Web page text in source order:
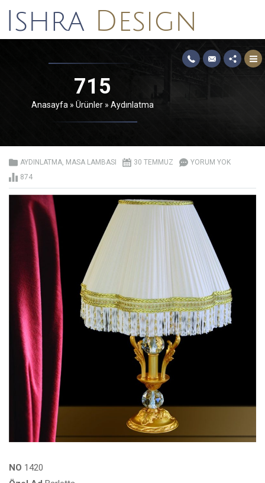
715
Anasayfa » Ürünler » Aydınlatma
AYDINLATMA, MASA LAMBASI 30 TEMMUZ
YORUM YOK
874
NO 1420